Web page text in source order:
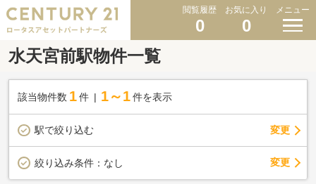
閲覧履歴
0
お気に入り
0
メニュー
水天宮前駅物件一覧
該当物件数 1件 1～1 件を表示
駅で絞り込む 変更
絞り込み条件： なし 変更